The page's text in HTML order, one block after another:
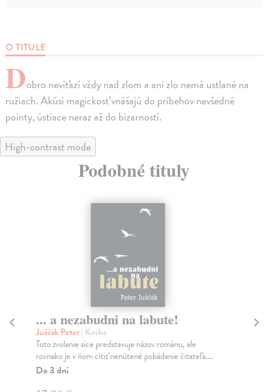
O TITULE
Dobro nevíťazí vždy nad zlom a ani zlo nemá ustlané na
ružiach. Akúsi magickosť vnášajú do príbehov nevšedné
pointy, ústiace neraz až do bizarností.
High-contrast mode
Podobné tituly
... a nezabudni na labute!
Juščák Peter| Kniha
Toto zvolanie síce predstavuje názov románu, ale
rovnako je v ňom cítiť nenútené pobádanie čitateľa....
Do 3 dní